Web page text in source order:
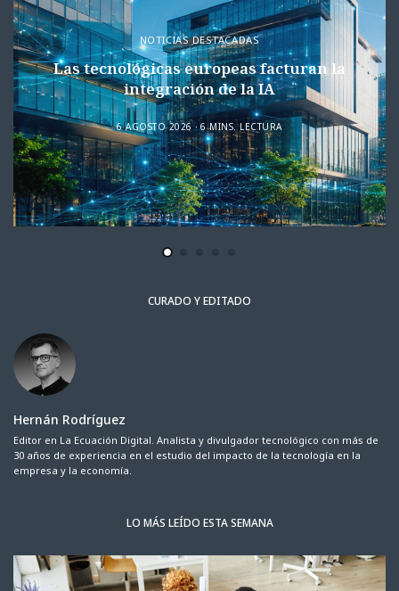
NOTICIAS DESTACADAS
Las tecnológicas europeas facturan la
integración de la IA
6 AGOSTO 2026 6 MINS. LECTURA
CURADO Y EDITADO
Hernán Rodríguez
Editor en La Ecuación Digital. Analista y divulgador tecnológico con más de
30 años de experiencia en el estudio del impacto de la tecnología en la
empresa y la economía.
LO MÁS LEÍDO ESTA SEMANA